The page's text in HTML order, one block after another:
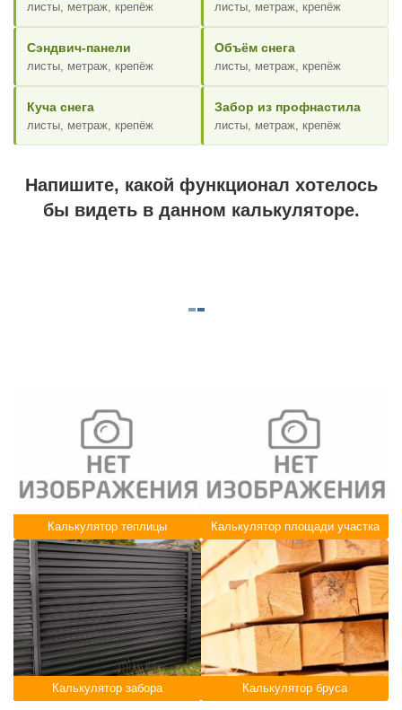
листы, метраж, крепёж листы, метраж, крепёж
Сэндвич-панели
листы, метраж, крепёж
Объём снега
листы, метраж, крепёж
Куча снега
листы, метраж, крепёж
Забор из профнастила
листы, метраж, крепёж
Напишите, какой функционал хотелось
бы видеть в данном калькуляторе.
Калькулятор теплицы Калькулятор площади участка
Калькулятор забора Калькулятор бруса